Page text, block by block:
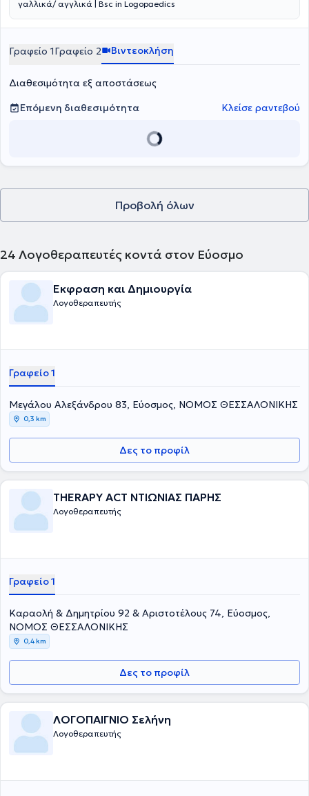
γαλλικά/ αγγλικά | Bsc in Logopaedics
Γραφείο 1Γραφείο 2 Βιντεοκλήση
Διαθεσιμότητα εξ αποστάσεως
Επόμενη διαθεσιμότητα
Κλείσε ραντεβού
Προβολή όλων
24 Λογοθεραπευτές κοντά στον Εύοσμο
Έκφραση και Δημιουργία
Λογοθεραπευτής
Γραφείο 1
Μεγάλου Αλεξάνδρου 83, Εύοσμος, ΝΟΜΟΣ ΘΕΣΣΑΛΟΝΙΚΗΣ
0,3 km
Δες το προφίλ
THERAPY ACT ΝΤΙΩΝΙΑΣ ΠΑΡΗΣ
Λογοθεραπευτής
Γραφείο 1
Καραολή & Δημητρίου 92 & Αριστοτέλους 74, Εύοσμος,
ΝΟΜΟΣ ΘΕΣΣΑΛΟΝΙΚΗΣ
0,4 km
Δες το προφίλ
ΛΟΓΟΠΑΙΓΝΙΟ Σελήνη
Λογοθεραπευτής